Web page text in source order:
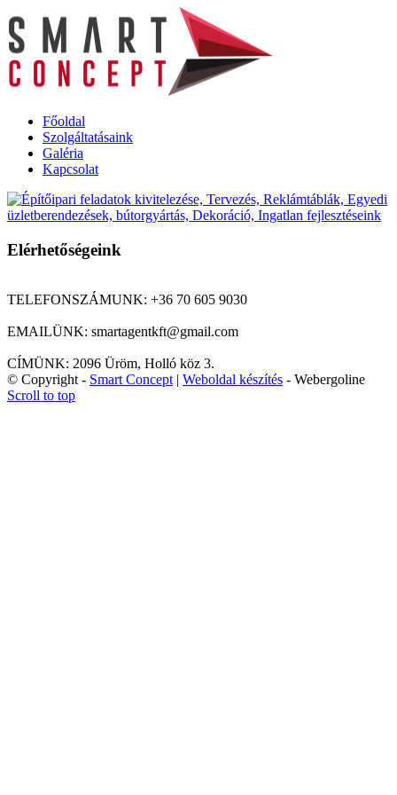
Főoldal
Szolgáltatásaink
Galéria
Kapcsolat
Elérhetőségeink
TELEFONSZÁMUNK: +36 70 605 9030
EMAILÜNK: smartagentkft@gmail.com
CÍMÜNK: 2096 Üröm, Holló köz 3.
© Copyright - Smart Concept| Weboldal készítés - Webergoline
Scroll to top